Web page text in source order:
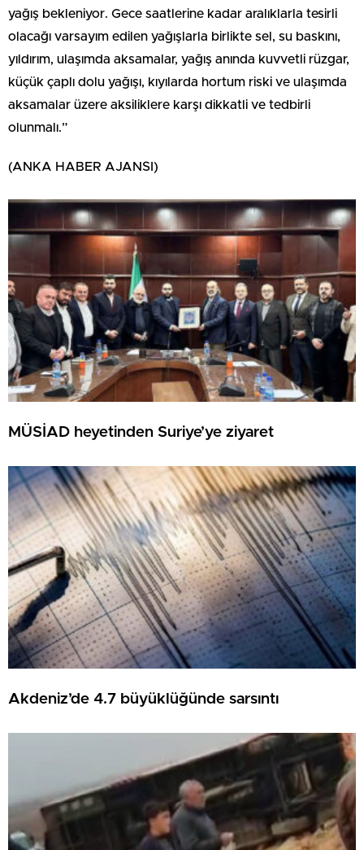
yağış bekleniyor. Gece saatlerine kadar aralıklarla tesirli
olacağı varsayım edilen yağışlarla birlikte sel, su baskını,
yıldırım, ulaşımda aksamalar, yağış anında kuvvetli rüzgar,
küçük çaplı dolu yağışı, kıyılarda hortum riski ve ulaşımda
aksamalar üzere aksiliklere karşı dikkatli ve tedbirli
olunmalı.”
(ANKA HABER AJANSI)
MÜSİAD heyetinden Suriye’ye ziyaret
Akdeniz’de 4.7 büyüklüğünde sarsıntı